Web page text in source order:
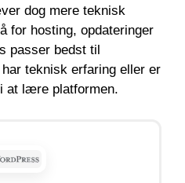
dog mere teknisk
for hosting, opdateringer
passer bedst til
teknisk erfaring eller er
at lære platformen.